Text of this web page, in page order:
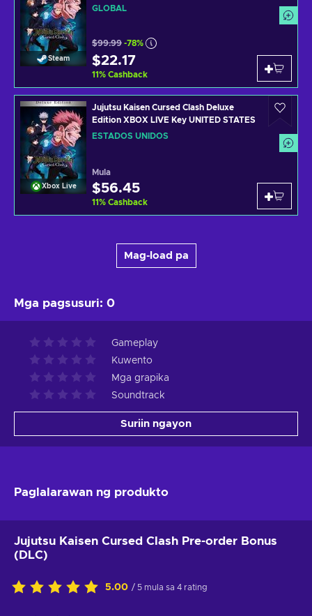
Steam
GLOBAL
$99.99 -78%
$22.17
11% Cashback
Xbox Live
Jujutsu Kaisen Cursed Clash Deluxe
Edition XBOX LIVE Key UNITED STATES
ESTADOS UNIDOS
Mula
$56.45
11% Cashback
Mag-load pa
Mga pagsusuri: 0
Gameplay
Kuwento
Mga grapika
Soundtrack
Suriin ngayon
Paglalarawan ng produkto
Jujutsu Kaisen Cursed Clash Pre-order Bonus
(DLC)
5.00 / 5 mula sa 4 rating